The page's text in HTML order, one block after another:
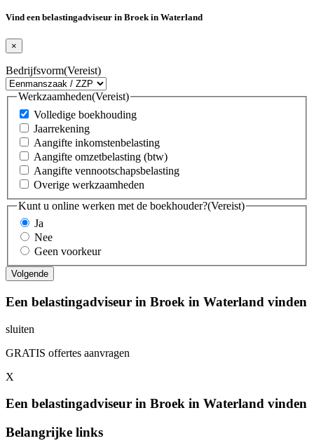
Vind een belastingadviseur in Broek in Waterland
×
Bedrijfsvorm(Vereist)
Werkzaamheden(Vereist)
Volledige boekhouding
Jaarrekening
Aangifte inkomstenbelasting
Aangifte omzetbelasting (btw)
Aangifte vennootschapsbelasting
Overige werkzaamheden
Kunt u online werken met de boekhouder?(Vereist)
Ja
Nee
Geen voorkeur
Een belastingadviseur in Broek in Waterland vinden
sluiten
GRATIS offertes aanvragen
X
Een belastingadviseur in Broek in Waterland vinden
Belangrijke links